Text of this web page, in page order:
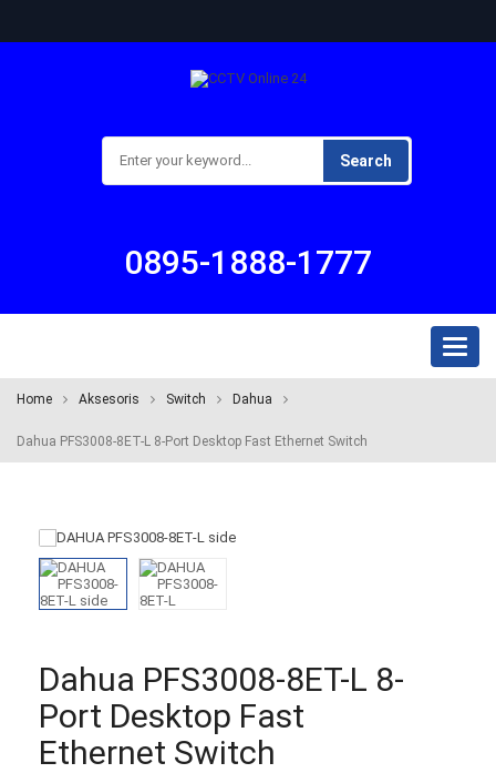
Search
0895-1888-1777
Home Aksesoris Switch Dahua
Dahua PFS3008-8ET-L 8-Port Desktop Fast Ethernet Switch
Dahua PFS3008-8ET-L 8-
Port Desktop Fast
Ethernet Switch